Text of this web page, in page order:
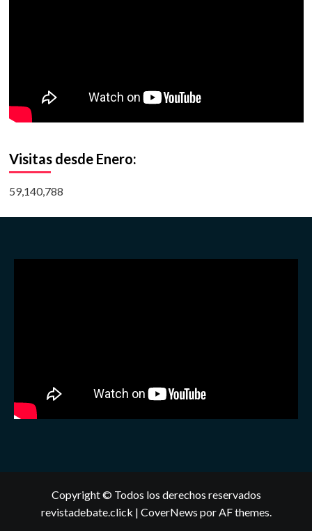
Visitas desde Enero:
59,140,788
Copyright © Todos los derechos reservados
revistadebate.click | CoverNews por AF themes.